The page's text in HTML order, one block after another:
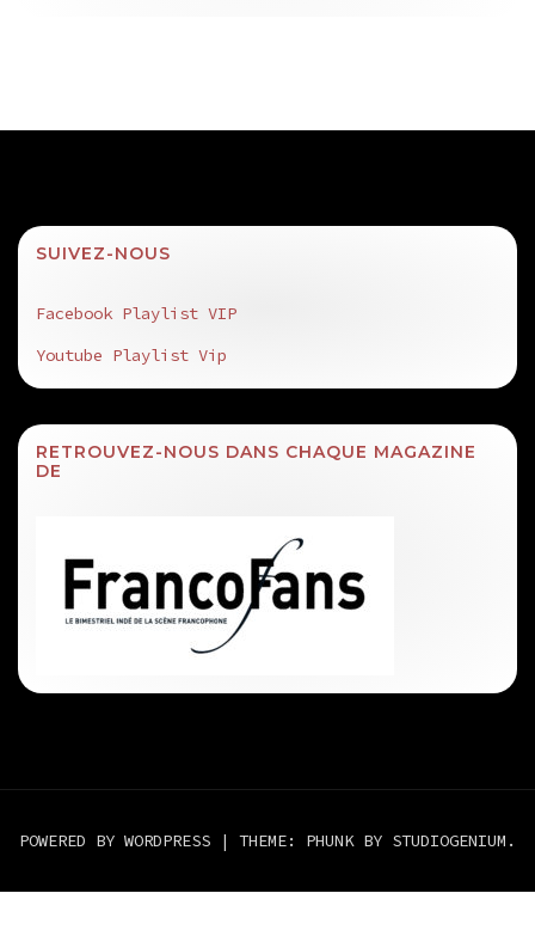
SUIVEZ-NOUS
Facebook Playlist VIP
Youtube Playlist Vip
RETROUVEZ-NOUS DANS CHAQUE MAGAZINE
DE
POWERED BY WORDPRESS | THEME: PHUNK BY STUDIOGENIUM .